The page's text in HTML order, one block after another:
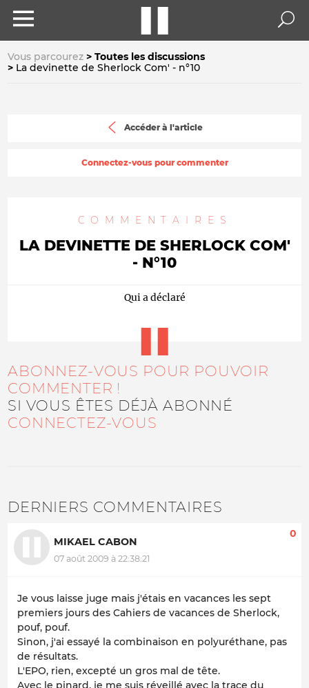
Vous parcourez
Toutes les discussions
La devinette de Sherlock Com' - n°10
Accéder à l'article
Connectez-vous pour commenter
COMMENTAIRES
LA DEVINETTE DE SHERLOCK COM'
- N°10
Qui a déclaré
ABONNEZ-VOUS POUR POUVOIR
COMMENTER !
SI VOUS ÊTES DÉJÀ ABONNÉ
CONNECTEZ-VOUS
DERNIERS COMMENTAIRES
MIKAEL CABON
07 août 2009 à 22:38:21
0
Je vous laisse juge mais j'étais en vacances les sept
premiers jours des Cahiers de vacances de Sherlock,
pouf, pouf.
Sinon, j'ai essayé la combinaison en polyuréthane, pas
de résultats.
L'EPO, rien, excepté un gros mal de tête.
Avec le pinard, je me suis réveillé avec la trace du